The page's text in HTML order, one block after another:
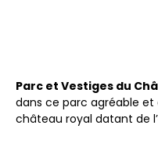
Parc et Vestiges du
dans ce parc agréable et
château royal datant de